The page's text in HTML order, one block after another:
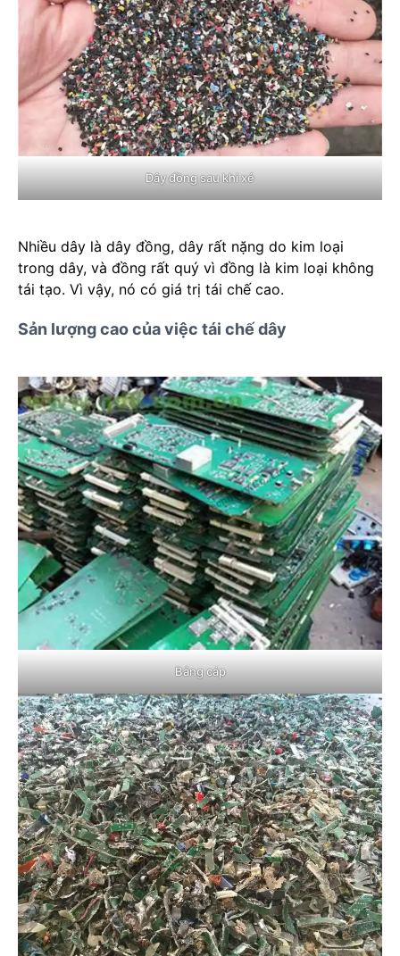
Dây đồng sau khi xé
Nhiều dây là dây đồng, dây rất nặng do kim loại
trong dây, và đồng rất quý vì đồng là kim loại không
tái tạo. Vì vậy, nó có giá trị tái chế cao.
Sản lượng cao của việc tái chế dây
Bảng cáp